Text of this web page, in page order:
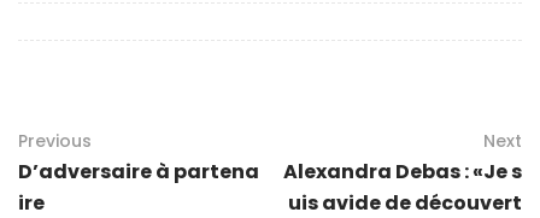
Previous
D’adversaire à partena
ire
Next
Alexandra Debas : «Je s
uis avide de découvert